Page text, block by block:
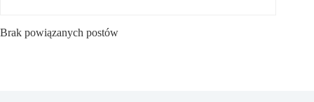
Brak powiązanych postów